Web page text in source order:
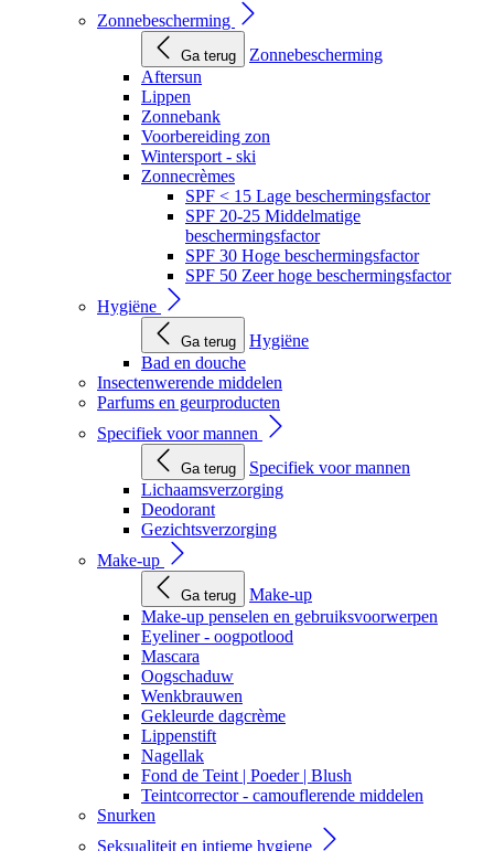
Zonnebescherming
Ga terug
Zonnebescherming
Aftersun
Lippen
Zonnebank
Voorbereiding zon
Wintersport - ski
Zonnecrèmes
SPF < 15 Lage beschermingsfactor
SPF 20-25 Middelmatige
beschermingsfactor
SPF 30 Hoge beschermingsfactor
SPF 50 Zeer hoge beschermingsfactor
Hygiëne
Ga terug
Hygiëne
Bad en douche
Insectenwerende middelen
Parfums en geurproducten
Specifiek voor mannen
Ga terug
Specifiek voor mannen
Lichaamsverzorging
Deodorant
Gezichtsverzorging
Make-up
Ga terug
Make-up
Make-up penselen en gebruiksvoorwerpen
Eyeliner - oogpotlood
Mascara
Oogschaduw
Wenkbrauwen
Gekleurde dagcrème
Lippenstift
Nagellak
Fond de Teint | Poeder | Blush
Teintcorrector - camouflerende middelen
Snurken
Seksualiteit en intieme hygiene